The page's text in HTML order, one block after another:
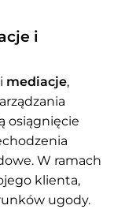
i
i mediacje,
osiągnięcie
W ramach
klienta,
ugody.